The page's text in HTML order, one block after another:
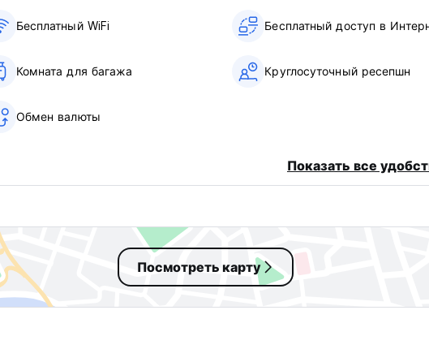
Бесплатный WiFi Бесплатный доступ в
Комната для багажа Круглосуточный ресепшн
Обмен валюты
Показать все
Посмотреть карту